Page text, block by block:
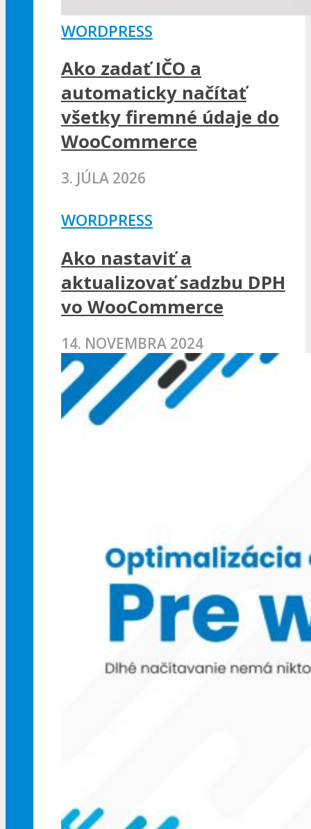
WORDPRESS
Ako zadať IČO a
automaticky načítať
všetky firemné údaje do
WooCommerce
3. JÚLA 2026
WORDPRESS
Ako nastaviť a
aktualizovať sadzbu DPH
vo WooCommerce
14. NOVEMBRA 2024